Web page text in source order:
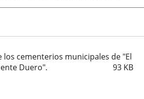
los cementerios municipales de "El
Duero".
93 KB